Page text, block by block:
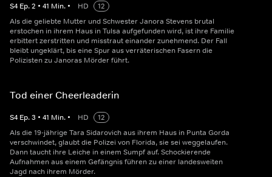
S4 Ep.2 • 41 Min. • HD
12
Als die geliebte Mutter und Schwester Janora Stevens brutal
erstochen in ihrem Haus in Tulsa aufgefunden wird, ist ihre Familie
erbittert zerstritten und misstraut einander zunehmend. Der Fall
bleibt ungeklärt, bis eine Spur aus verräterischen Fasern die
Polizisten zu Janoras Mörder führt.
Tod einer Cheerleaderin
S4 Ep.3 • 41 Min. • HD
12
Als die 19-jährige Tara Sidarovich aus ihrem Haus in Punta Gorda
verschwindet, glaubt die Polizei von Florida, sie sei weggelaufen.
Dann taucht ihre Leiche in einem Sumpf auf. Schockierende
Aufnahmen aus einem Gefängnis führen zu einer landesweiten
Jagd nach ihrem Mörder.